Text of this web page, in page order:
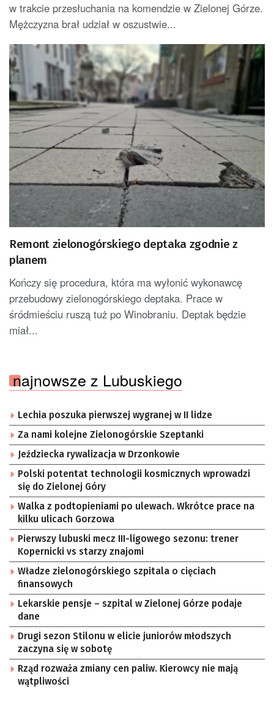
w trakcie przesłuchania na komendzie w Zielonej Górze.
Mężczyzna brał udział w oszustwie...
Remont zielonogórskiego deptaka zgodnie z
planem
Kończy się procedura, która ma wyłonić wykonawcę
przebudowy zielonogórskiego deptaka. Prace w
śródmieściu ruszą tuż po Winobraniu. Deptak będzie
miał...
najnowsze z Lubuskiego
Lechia poszuka pierwszej wygranej w II lidze
Za nami kolejne Zielonogórskie Szeptanki
Jeździecka rywalizacja w Drzonkowie
Polski potentat technologii kosmicznych wprowadzi
się do Zielonej Góry
Walka z podtopieniami po ulewach. Wkrótce prace na
kilku ulicach Gorzowa
Pierwszy lubuski mecz III-ligowego sezonu: trener
Kopernicki vs starzy znajomi
Władze zielonogórskiego szpitala o cięciach
finansowych
Lekarskie pensje – szpital w Zielonej Górze podaje
dane
Drugi sezon Stilonu w elicie juniorów młodszych
zaczyna się w sobotę
Rząd rozważa zmiany cen paliw. Kierowcy nie mają
wątpliwości